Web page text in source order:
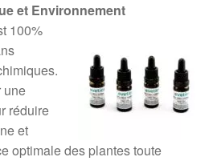
et Environnement
100%
une
réduire
et
optimale des plantes toute